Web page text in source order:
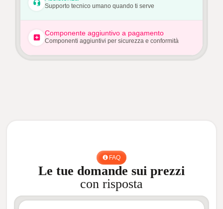
Supporto tecnico umano quando ti serve
Componente aggiuntivo a pagamento
Componenti aggiuntivi per sicurezza e conformità
FAQ
Le tue domande sui prezzi
con risposta